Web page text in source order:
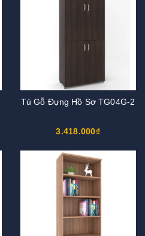
Tủ Gỗ Đựng Hồ Sơ TG04G-2
3.418.000₫